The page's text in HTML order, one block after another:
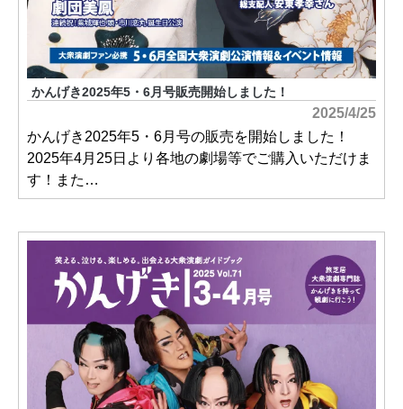
かんげき2025年5・6月号販売開始しました！
2025/4/25
かんげき2025年5・6月号の販売を開始しました！
2025年4月25日より各地の劇場等でご購入いただけま
す！また…